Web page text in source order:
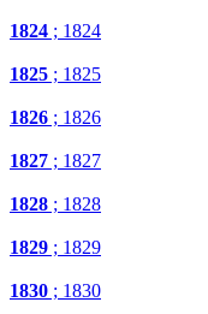
1824 ; 1824
1825 ; 1825
1826 ; 1826
1827 ; 1827
1828 ; 1828
1829 ; 1829
1830 ; 1830